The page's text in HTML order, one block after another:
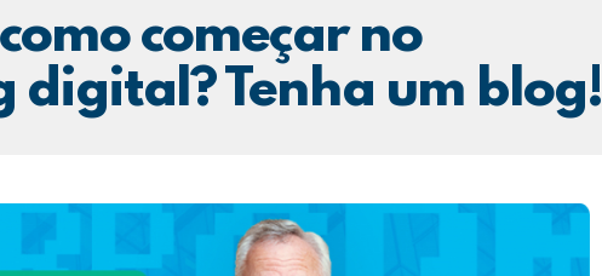
começar no
digital? Tenha um blog!